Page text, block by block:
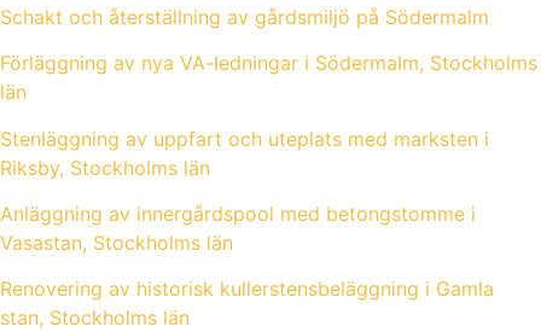
Schakt och återställning av gårdsmiljö på Södermalm
Förläggning av nya VA-ledningar i Södermalm, Stockholms
län
Stenläggning av uppfart och uteplats med marksten i
Riksby, Stockholms län
Anläggning av innergårdspool med betongstomme i
Vasastan, Stockholms län
Renovering av historisk kullerstensbeläggning i Gamla
stan, Stockholms län